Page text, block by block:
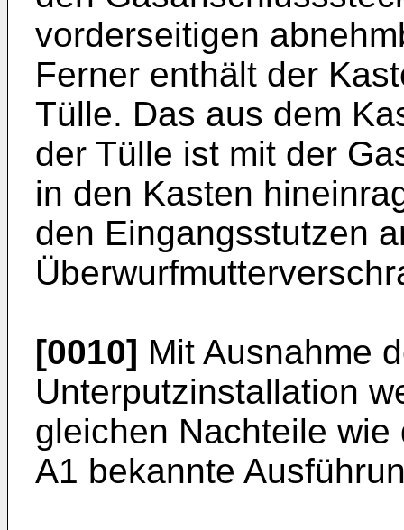
vorderseitigen
Ferner enthält der
Tülle. Das aus dem
der Tülle ist mit der
in den Kasten
den Eingangsstutzen
[0010] Mit Ausnahme
Unterputzinstallation
gleichen Nachteile
A1 bekannte